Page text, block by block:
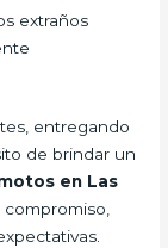
extraños
entregando
de brindar un
en Las
compromiso,